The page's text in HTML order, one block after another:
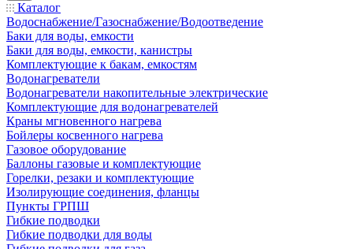
Каталог
Водоснабжение/Газоснабжение/Водоотведение
Баки для воды, емкости
Баки для воды, емкости, канистры
Комплектующие к бакам, емкостям
Водонагреватели
Водонагреватели накопительные электрические
Комплектующие для водонагревателей
Краны мгновенного нагрева
Бойлеры косвенного нагрева
Газовое оборудование
Баллоны газовые и комплектующие
Горелки, резаки и комплектующие
Изолирующие соединения, фланцы
Пункты ГРПШ
Гибкие подводки
Гибкие подводки для воды